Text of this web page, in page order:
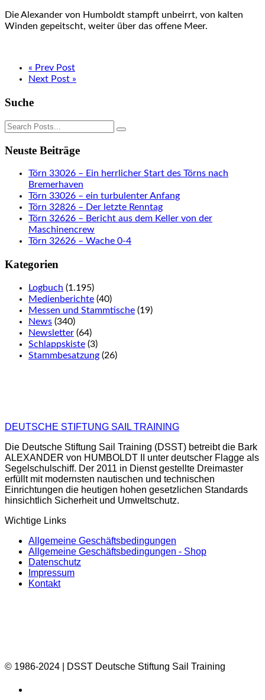
Die Alexander von Humboldt stampft unbeirrt, von kalten
Winden gepeitscht, weiter über das offene Meer.
« Prev Post
Next Post »
Suche
Neuste Beiträge
Törn 33026 – Ein herrlicher Start des Törns nach
Bremerhaven
Törn 33026 – ein turbulenter Anfang
Törn 32826 – Der letzte Renntag
Törn 32626 – Bericht aus dem Keller von der
Maschinencrew
Törn 32626 – Wache 0-4
Kategorien
Logbuch (1.195)
Medienberichte (40)
Messen und Stammtische (19)
News (340)
Newsletter (64)
Schlappskiste (3)
Stammbesatzung (26)
DEUTSCHE STIFTUNG SAIL TRAINING
Die Deutsche Stiftung Sail Training (DSST) betreibt die Bark
ALEXANDER von HUMBOLDT II unter deutscher Flagge als
Segelschulschiff. Der 2011 in Dienst gestellte Dreimaster
erfüllt mit modernsten nautischen und technischen
Einrichtungen die heutigen hohen gesetzlichen Standards
hinsichtlich Sicherheit und Umweltschutz.
Wichtige Links
Allgemeine Geschäftsbedingungen
Allgemeine Geschäftsbedingungen - Shop
Datenschutz
Impressum
Kontakt
© 1986-2024 | DSST Deutsche Stiftung Sail Training